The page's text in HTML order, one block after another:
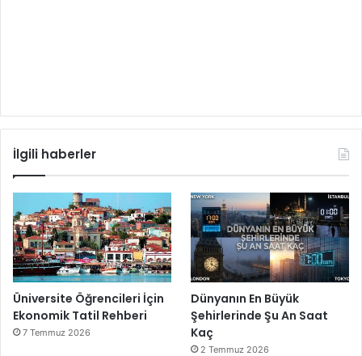
İlgili haberler
Üniversite Öğrencileri İçin
Ekonomik Tatil Rehberi
7 Temmuz 2026
Dünyanın En Büyük
Şehirlerinde Şu An Saat
Kaç
2 Temmuz 2026